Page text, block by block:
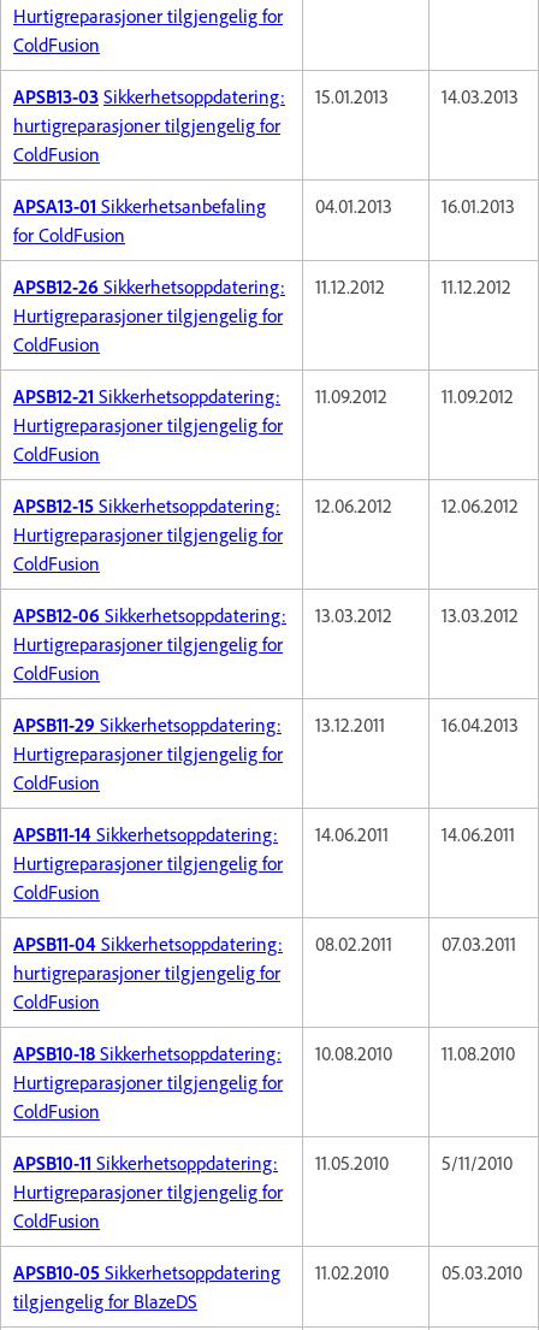
Hurtigreparasjoner tilgjengelig for
ColdFusion
APSB13-03 Sikkerhetsoppdatering:
hurtigreparasjoner tilgjengelig for
ColdFusion
15.01.2013 14.03.2013
APSA13-01 Sikkerhetsanbefaling
for ColdFusion
04.01.2013 16.01.2013
APSB12-26 Sikkerhetsoppdatering:
Hurtigreparasjoner tilgjengelig for
ColdFusion
11.12.2012 11.12.2012
APSB12-21 Sikkerhetsoppdatering:
Hurtigreparasjoner tilgjengelig for
ColdFusion
11.09.2012 11.09.2012
APSB12-15 Sikkerhetsoppdatering:
Hurtigreparasjoner tilgjengelig for
ColdFusion
12.06.2012 12.06.2012
APSB12-06 Sikkerhetsoppdatering:
Hurtigreparasjoner tilgjengelig for
ColdFusion
13.03.2012 13.03.2012
APSB11-29 Sikkerhetsoppdatering:
Hurtigreparasjoner tilgjengelig for
ColdFusion
13.12.2011 16.04.2013
APSB11-14 Sikkerhetsoppdatering:
Hurtigreparasjoner tilgjengelig for
ColdFusion
14.06.2011 14.06.2011
APSB11-04 Sikkerhetsoppdatering:
hurtigreparasjoner tilgjengelig for
ColdFusion
08.02.2011 07.03.2011
APSB10-18 Sikkerhetsoppdatering:
Hurtigreparasjoner tilgjengelig for
ColdFusion
10.08.2010 11.08.2010
APSB10-11 Sikkerhetsoppdatering:
Hurtigreparasjoner tilgjengelig for
ColdFusion
11.05.2010 5/11/2010
APSB10-05 Sikkerhetsoppdatering
tilgjengelig for BlazeDS
11.02.2010 05.03.2010